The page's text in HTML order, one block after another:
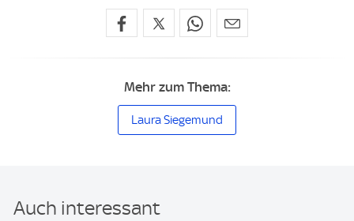
Mehr zum Thema:
Laura Siegemund
Auch interessant